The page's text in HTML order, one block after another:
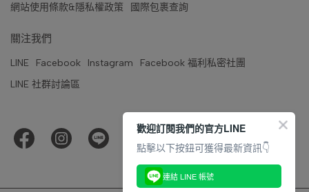
網站使用條款&隱私權政策
國際包裹查詢
關注我們
LINE Facebook Instagram
Facebook 福利私密社團
LINE 社群討論區
歡迎訂閱我們的官方LINE
點擊以下按鈕可獲得最新資訊👇
連結 LINE 帳號